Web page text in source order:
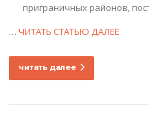
приграничных районов,
…ЧИТАТЬ СТАТЬЮ ДАЛЕЕ
читать далее